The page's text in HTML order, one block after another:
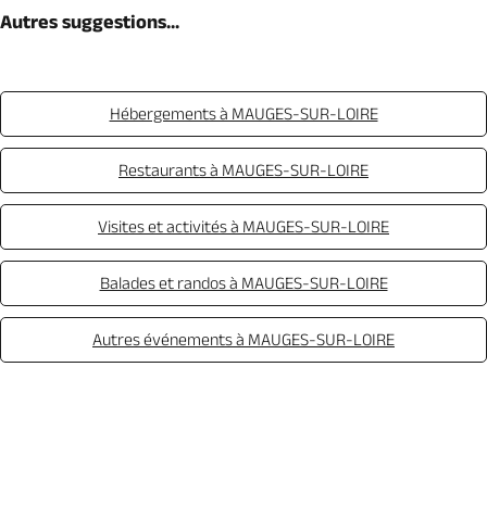
Autres suggestions...
Hébergements à MAUGES-SUR-LOIRE
Restaurants à MAUGES-SUR-LOIRE
Visites et activités à MAUGES-SUR-LOIRE
Balades et randos à MAUGES-SUR-LOIRE
Autres événements à MAUGES-SUR-LOIRE